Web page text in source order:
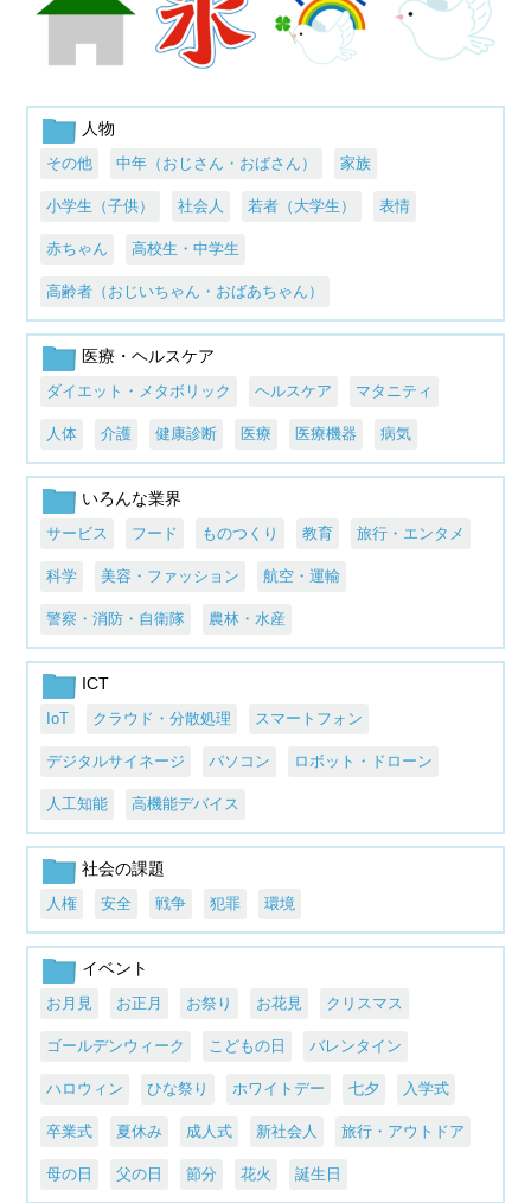
人物
その他 中年（おじさん・おばさん） 家族
小学生（子供） 社会人 若者（大学生） 表情
赤ちゃん 高校生・中学生
高齢者（おじいちゃん・おばあちゃん）
医療・ヘルスケア
ダイエット・メタボリック ヘルスケア マタニティ
人体 介護 健康診断 医療 医療機器 病気
いろんな業界
サービス フード ものつくり 教育 旅行・エンタメ
科学 美容・ファッション 航空・運輸
警察・消防・自衛隊 農林・水産
ICT
IoT クラウド・分散処理 スマートフォン
デジタルサイネージ パソコン ロボット・ドローン
人工知能 高機能デバイス
社会の課題
人権 安全 戦争 犯罪 環境
イベント
お月見 お正月 お祭り お花見 クリスマス
ゴールデンウィーク こどもの日 バレンタイン
ハロウィン ひな祭り ホワイトデー 七夕 入学式
卒業式 夏休み 成人式 新社会人 旅行・アウトドア
母の日 父の日 節分 花火 誕生日